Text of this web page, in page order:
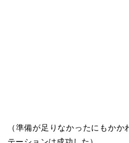
（準備が足りなかったにもか